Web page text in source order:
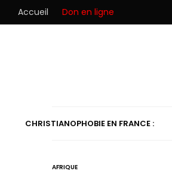
Accueil Don en ligne
CHRISTIANOPHOBIE EN FRANCE :
AFRIQUE